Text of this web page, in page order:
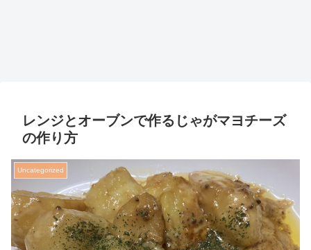
レンジとオーブンで作るじゃがマヨチーズ
の作り方
Uncategorized